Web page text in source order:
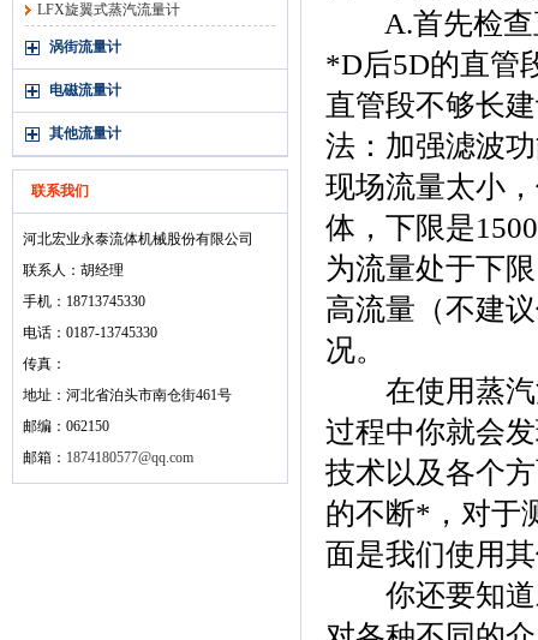
LFX旋翼式蒸汽流量计
涡街流量计
电磁流量计
其他流量计
联系我们
河北宏业永泰流体机械股份有限公司
联系人：胡经理
手机：18713745330
电话：0187-13745330
传真：
地址：河北省泊头市南仓街461号
邮编：062150
邮箱： 1874180577@qq.com
A.首先检查
*D后5D的直管
直管段不够长
法：加强滤波
现场流量太小
体，下限是
为流量处于下
高流量（不建
况。
在使用蒸汽
过程中你就会
技术以及各个
的不断*，对于
面是我们使用
你还要知道